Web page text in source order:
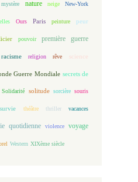
mystère nature neige New-York
Ours Paris peinture peur
pouvoir première guerre
racisme religion rêve science
Guerre Mondiale secrets de
Solidarité solitude sorcière souris
survie théâtre thriller vacances
quotidienne violence voyage
Western XIXème siècle